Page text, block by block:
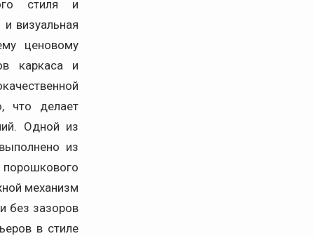
стиля и
визуальная
ценовому
каркаса и
что делает
Одной из
из
механизм
без зазоров
в стиле